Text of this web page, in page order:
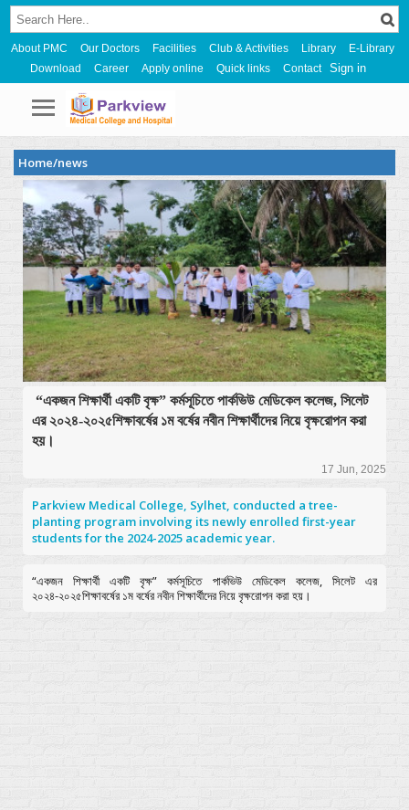
About PMC Our Doctors Facilities Club & Activities Library
E-Library
Download
Career Apply online Quick links Contact Sign in
Home/news
“একজন শিক্ষার্থী একটি বৃক্ষ” কর্মসূচিতে পার্কভিউ মেডিকেল কলেজ, সিলেট
এর ২০২৪-২০২৫শিক্ষাবর্ষের ১ম বর্ষের নবীন শিক্ষার্থীদের নিয়ে বৃক্ষরোপন করা
হয়।
17 Jun, 2025
Parkview Medical College, Sylhet, conducted a tree-
planting program involving its newly enrolled first-year
students for the 2024-2025 academic year.
“একজন শিক্ষার্থী একটি বৃক্ষ” কর্মসূচিতে পার্কভিউ মেডিকেল কলেজ, সিলেট এর
২০২৪-২০২৫শিক্ষাবর্ষের ১ম বর্ষের নবীন শিক্ষার্থীদের নিয়ে বৃক্ষরোপন করা হয়।